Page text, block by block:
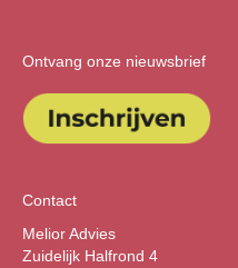
Ontvang onze nieuwsbrief
Contact
Melior Advies
Zuidelijk Halfrond 4